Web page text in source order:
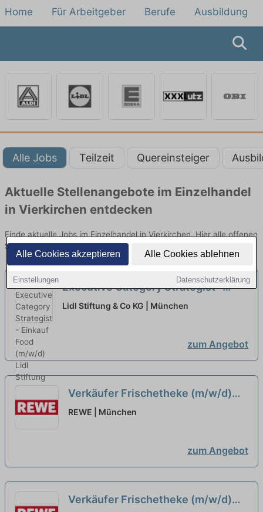
Alle Cookies akzeptieren Alle Cookies ablehnen
Einstellungen Datenschutzerklärung
Home Für Arbeitgeber Berufe Ausbildung
Alle Jobs Teilzeit Quereinsteiger
Aktuelle Stellenangebote im Einzelhandel
in Vierkirchen entdecken
Finde aktuelle Jobs im Einzelhandel in Vierkirchen. Hier alle offenen
Stellenangebote im Verkauf, Vertrieb und Handel vergleichen.
Executive Category Strategist -
Einkauf Food (m/w/d) neu
Lidl Stiftung & Co KG | München
zum Angebot
Verkäufer Frischetheke (m/w/d)
neu
REWE | München
zum Angebot
Verkäufer Frischetheke (m/w/d)